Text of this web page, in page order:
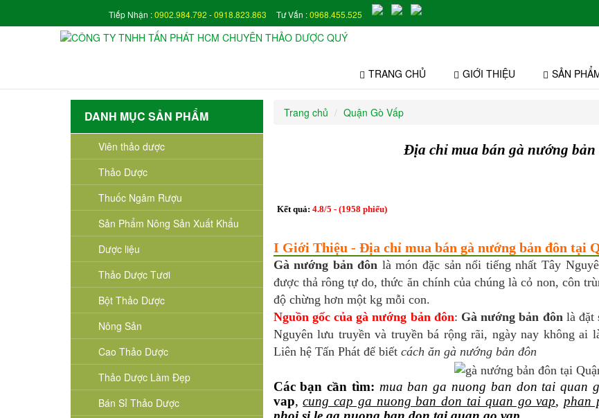
Tiếp Nhận :0902.984.792 -0918.823.863 Tư Vấn :0968.455.525
TRANG CHỦ GIỚI THIỆU SẢN
DANH MỤC SẢN PHẨM
Viên thảo dược
Thảo Dược
Thuốc Ngâm Rượu
Sản Phẩm Nông Sản Xuất Khẩu
Dược liệu
Thảo Dược Tươi
Bột Thảo Dược
Nông Sản
Cao Thảo Dược
Thảo Dược Làm Đẹp
Bán Sỉ Thảo Dược
Trang chủ Quận Gò Vấp
Địa chỉ mua bán gà nướng
Kết quả: 4.8/5 - (1958 phiếu)
I Giới Thiệu - Địa chỉ mua bán gà nướng bản đôn tại
Gà nướng bản đôn là món đặc sản nổi tiếng nhất Tây
được thả rông tự do, thức ăn chính của chúng là cỏ non, côn
độ chừng hơn một kg mỗi con.
Nguồn gốc của gà nướng bản đôn: Gà nướng bản đônlà đặt
Nguyên lưu truyền và truyền bá rộng rãi, ngày nay không ai
Liên hệ Tấn Phát để biếtcách ăn gà nướng bản đôn
Các bạn cần tìm: mua ban ga nuong ban don tai quan
vap,cung cap ga nuong ban don tai quan go vap, phan